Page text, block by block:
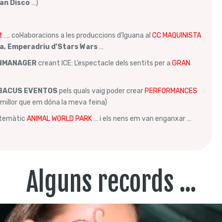
Disco…)
…. col·laboracions a les produccions d’Iguana al CC MAQUINISTA
Emperadriu d’Stars Wars…
creant ICE: L’espectacle dels sentits per a GRAN
EVENTOSpels quals vaig poder crear PERFORMANCES
que em dóna la meva feina)
temàtic ANIMAL WORLD PARK… i els nens em van enganxar …
Alguns records ...